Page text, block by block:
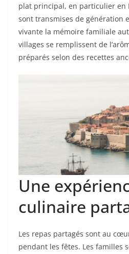
plat principal, en particulier en
sont transmises de génération
vivante la mémoire familiale
villages se remplissent de
préparés selon des recettes
Une
culinaire
Les repas partagés sont au
pendant les fêtes. Les familles